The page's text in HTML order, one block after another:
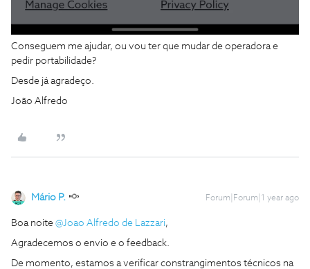
Conseguem me ajudar, ou vou ter que mudar de operadora e
pedir portabilidade?
Desde já agradeço.
João Alfredo
Mário P. Forum|Forum|1 year ago
Boa noite ​ @Joao Alfredo de Lazzari,
Agradecemos o envio e o feedback.
De momento, estamos a verificar constrangimentos técnicos na